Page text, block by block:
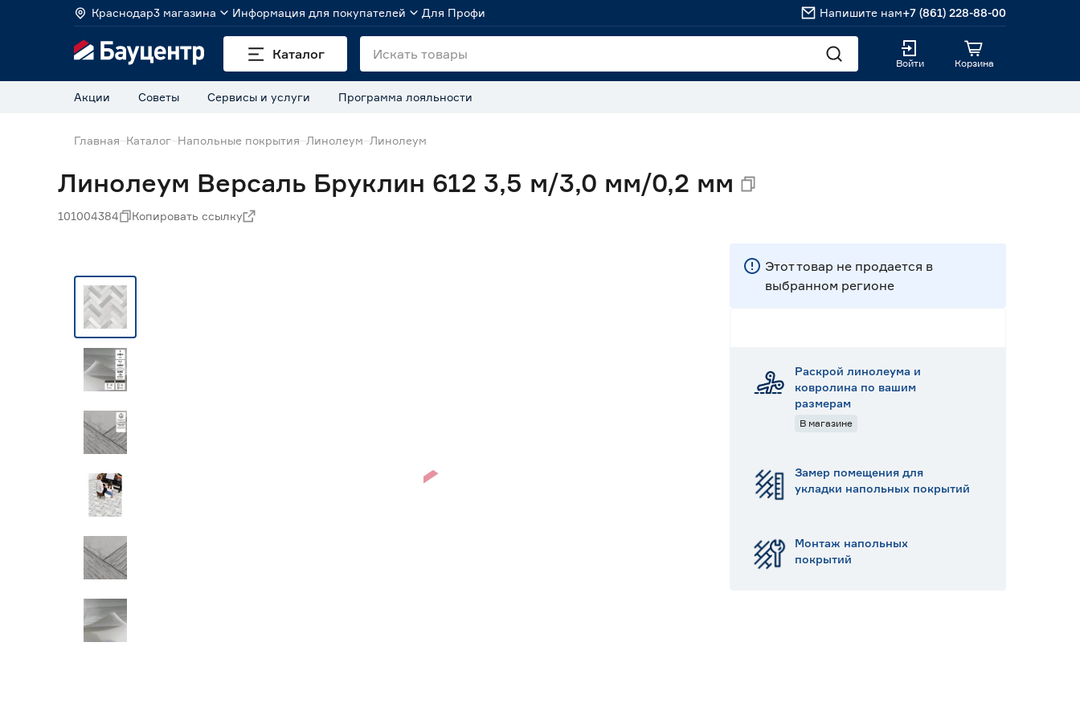
Краснодар3 магазина Информация для покупателей Для Профи Напишите нам+7 (861) 228-88-00
Каталог
Войти Корзина
Акции Советы Сервисы и услуги Программа лояльности
Главная Каталог Напольные покрытия Линолеум Линолеум
Линолеум Версаль Бруклин 612 3,5 м/3,0 мм/0,2 мм
101004384 Копировать ссылку
Этот товар не продается в
выбранном регионе
Раскрой линолеума и
ковролина по вашим
размерам
В магазине
Замер помещения для
укладки напольных покрытий
Монтаж напольных
покрытий